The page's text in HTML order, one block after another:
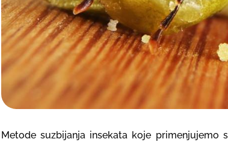
Metode suzbijanja insekata koje primenjujemo